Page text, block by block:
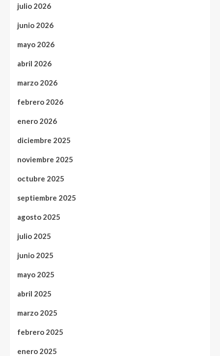
julio 2026
junio 2026
mayo 2026
abril 2026
marzo 2026
febrero 2026
enero 2026
diciembre 2025
noviembre 2025
octubre 2025
septiembre 2025
agosto 2025
julio 2025
junio 2025
mayo 2025
abril 2025
marzo 2025
febrero 2025
enero 2025